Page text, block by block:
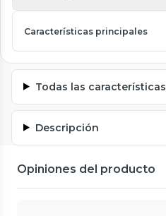
Características principales
Todas las características
Descripción
Opiniones del producto